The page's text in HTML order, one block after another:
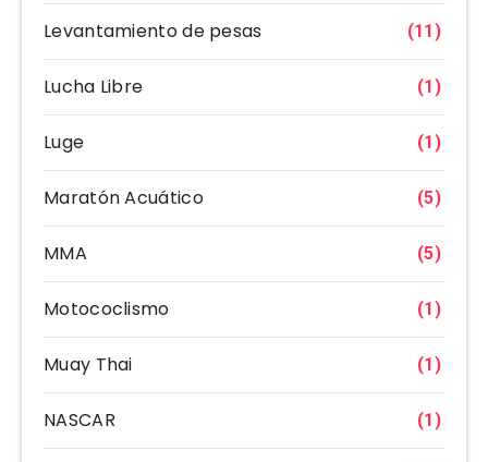
Levantamiento de pesas (11)
Lucha Libre (1)
Luge (1)
Maratón Acuático (5)
MMA (5)
Motococlismo (1)
Muay Thai (1)
NASCAR (1)